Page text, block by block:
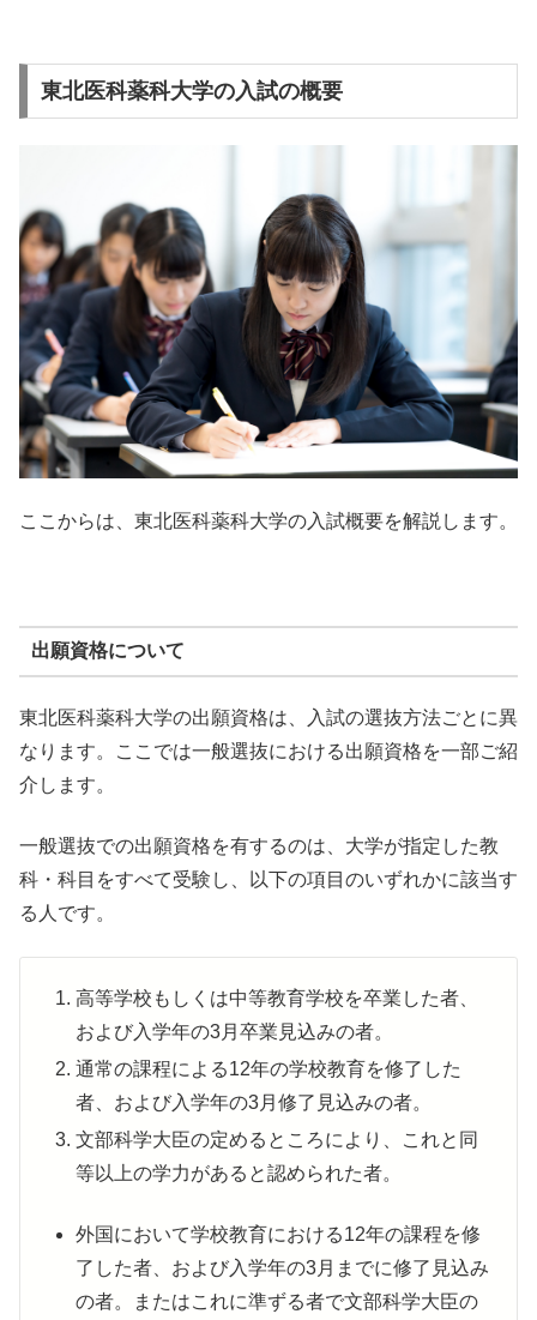
東北医科薬科大学の入試の概要
ここからは、東北医科薬科大学の入試概要を解説します。
出願資格について
東北医科薬科大学の出願資格は、入試の選抜方法ごとに異
なります。ここでは一般選抜における出願資格を一部ご紹
介します。
一般選抜での出願資格を有するのは、大学が指定した教
科・科目をすべて受験し、以下の項目のいずれかに該当す
る人です。
高等学校もしくは中等教育学校を卒業した者、
および入学年の3月卒業見込みの者。
通常の課程による12年の学校教育を修了した
者、および入学年の3月修了見込みの者。
文部科学大臣の定めるところにより、これと同
等以上の学力があると認められた者。
外国において学校教育における12年の課程を修
了した者、および入学年の3月までに修了見込み
の者。またはこれに準ずる者で文部科学大臣の